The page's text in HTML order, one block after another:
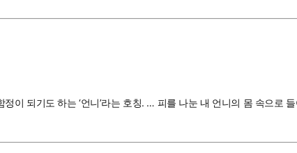
이 되기도 하는 ‘언니’라는 호칭. … 피를 나눈 내 언니의 몸 속으로